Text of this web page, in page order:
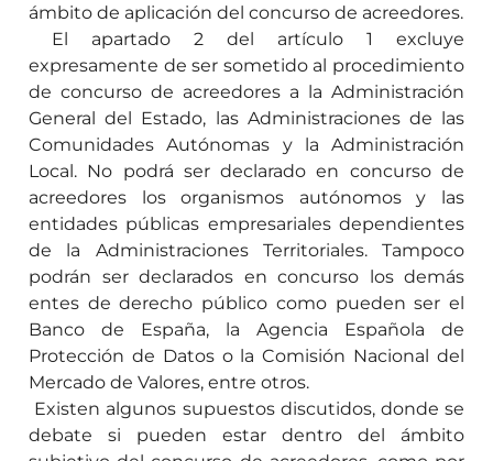
ámbito de aplicación del concurso de acreedores.
El apartado 2 del artículo 1 excluye
expresamente de ser sometido al procedimiento
de concurso de acreedores a la Administración
General del Estado, las Administraciones de las
Comunidades Autónomas y la Administración
Local. No podrá ser declarado en concurso de
acreedores los organismos autónomos y las
entidades públicas empresariales dependientes
de la Administraciones Territoriales. Tampoco
podrán ser declarados en concurso los demás
entes de derecho público como pueden ser el
Banco de España, la Agencia Española de
Protección de Datos o la Comisión Nacional del
Mercado de Valores, entre otros.
Existen algunos supuestos discutidos, donde se
debate si pueden estar dentro del ámbito